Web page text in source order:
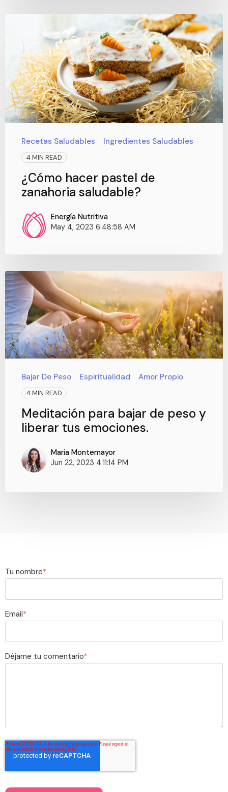
Recetas Saludables Ingredientes Saludables
4 MIN READ
¿Cómo hacer pastel de
zanahoria saludable?
Energía Nutritiva
May 4, 2023 6:48:58 AM
Bajar De Peso Espiritualidad Amor Propio
4 MIN READ
Meditación para bajar de peso y
liberar tus emociones.
Maria Montemayor
Jun 22, 2023 4:11:14 PM
Tu nombre*
Email*
Déjame tu comentario*